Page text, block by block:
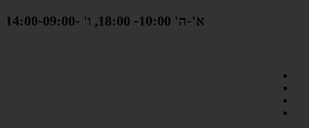
א'-ה' 10:00- 18:00, ו' -14:00-09:00